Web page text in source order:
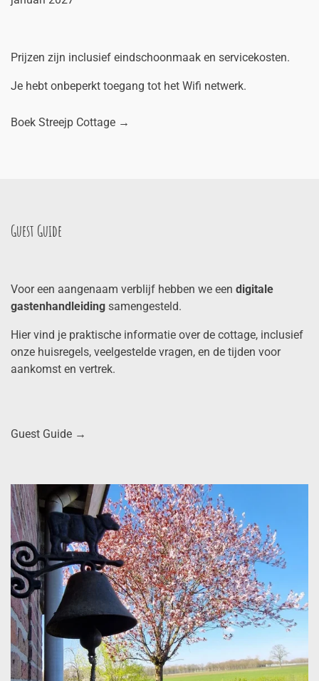
Prijzen zijn inclusief eindschoonmaak en servicekosten.
Je hebt onbeperkt toegang tot het Wifi netwerk.
Boek Streejp Cottage →
Guest Guide
Voor een aangenaam verblijf hebben we een digitale
gastenhandleiding samengesteld.
Hier vind je praktische informatie over de cottage, inclusief
onze huisregels, veelgestelde vragen, en de tijden voor
aankomst en vertrek.
Guest Guide →